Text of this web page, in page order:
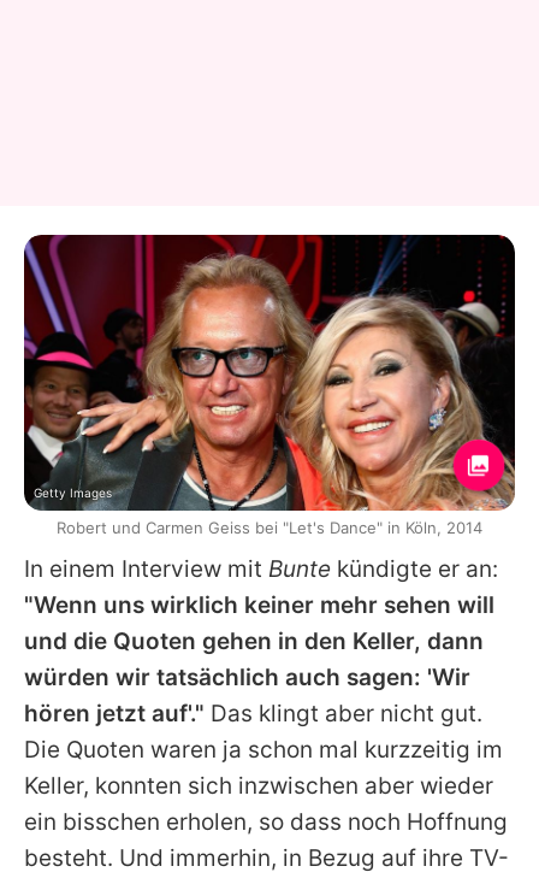
In einem Interview mit Bunte kündigte er an:
"Wenn uns wirklich keiner mehr sehen will
und die Quoten gehen in den Keller, dann
würden wir tatsächlich auch sagen: 'Wir
hören jetzt auf'." Das klingt aber nicht gut.
Die Quoten waren ja schon mal kurzzeitig im
Keller, konnten sich inzwischen aber wieder
ein bisschen erholen, so dass noch Hoffnung
besteht. Und immerhin, in Bezug auf ihre TV-
Getty Images
Robert und Carmen Geiss bei "Let's Dance" in Köln, 2014